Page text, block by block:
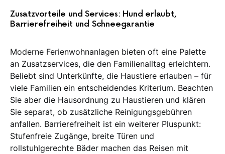
Zusatzvorteile und Services: Hund erlaubt,
Barrierefreiheit und Schneegarantie
Moderne Ferienwohnanlagen bieten oft eine Palette
an Zusatzservices, die den Familienalltag erleichtern.
Beliebt sind Unterkünfte, die Haustiere erlauben – für
viele Familien ein entscheidendes Kriterium. Beachten
Sie aber die Hausordnung zu Haustieren und klären
Sie separat, ob zusätzliche Reinigungsgebühren
anfallen. Barrierefreiheit ist ein weiterer Pluspunkt:
Stufenfreie Zugänge, breite Türen und
rollstuhlgerechte Bäder machen das Reisen mit